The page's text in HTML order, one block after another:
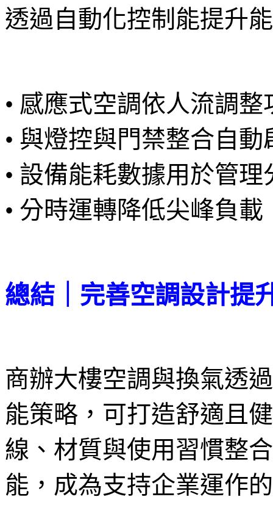
透過自動化控制能提升
• 感應式空調依人流調整
• 與燈控與門禁整合自動
• 設備能耗數據用於管理
• 分時運轉降低尖峰負載
總結｜完善空調設計提
商辦大樓空調與換氣透
能策略，可打造舒適且
線、材質與使用習慣整
能，成為支持企業運作